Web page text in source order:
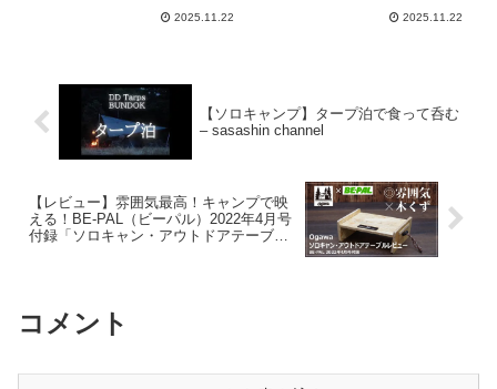
ト スチールフレーム 組立
2025.11.22
シェード アウトドア 収納
2025.11.22
【ソロキャンプ】タープ泊で食って呑む
– sasashin channel
【レビュー】雰囲気最高！キャンプで映
える！BE-PAL（ビーパル）2022年4月号
付録「ソロキャン・アウトドアテーブ
コメント